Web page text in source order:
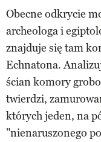
Obecne odkrycie
archeologa i
znajduje się tam
Echnatona.
ścian komory
twierdzi,
których jeden, na
"nienaruszonego